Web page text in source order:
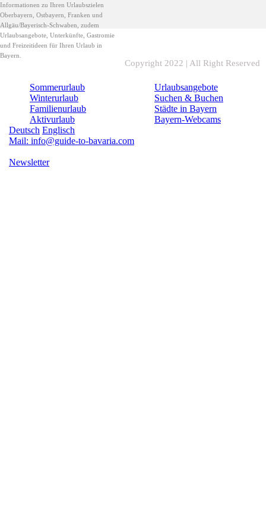
Informationen zu Ihren Urlaubszielen
Oberbayern, Ostbayern, Franken und
Allgäu/Bayerisch-Schwaben, zudem
Urlaubsangebote, Unterkünfte, Gastromie
und Freizeitideen für Ihren Urlaub in
Bayern.
Sommerurlaub
Winterurlaub
Familienurlaub
Aktivurlaub
Urlaubsangebote
Suchen & Buchen
Städte in Bayern
Bayern-Webcams
Deutsch Englisch
Mail: info@guide-to-bavaria.com
Newsletter
Copyright 2022 | All Right Reserved